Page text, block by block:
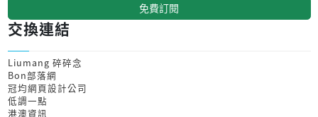
免費訂閱
交換連結
Liumang 碎碎念
Bon部落網
冠均網頁設計公司
低調一點
港澳資訊